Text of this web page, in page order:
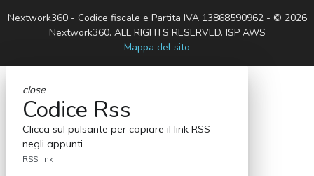
Nextwork360 - Codice fiscale e Partita IVA 13868590962 - © 2026
Nextwork360. ALL RIGHTS RESERVED. ISP AWS
Mappa del sito
close
Codice Rss
Clicca sul pulsante per copiare il link RSS
negli appunti.
RSS link